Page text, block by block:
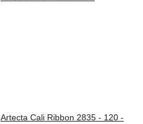
Artecta Cali Ribbon 2835 - 120 -